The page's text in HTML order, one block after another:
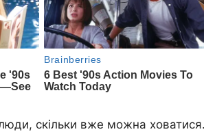
скільки вже можна